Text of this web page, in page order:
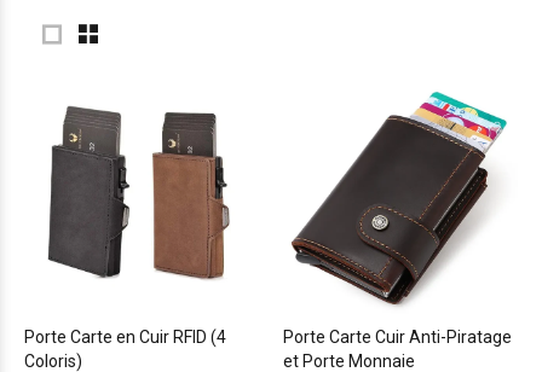
Porte Carte en Cuir RFID (4
Coloris)
Porte Carte Cuir Anti-Piratage
et Porte Monnaie